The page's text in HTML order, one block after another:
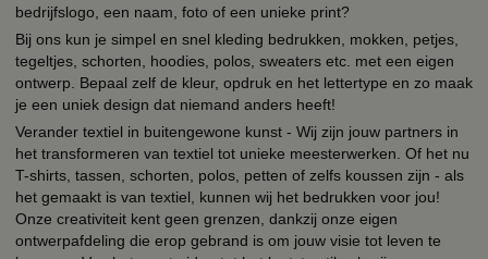
bedrijfslogo, een naam, foto of een unieke print?
Bij ons kun je simpel en snel kleding bedrukken, mokken, petjes,
tegeltjes, schorten, hoodies, polos, sweaters etc. met een eigen
ontwerp. Bepaal zelf de kleur, opdruk en het lettertype en zo maak
je een uniek design dat niemand anders heeft!
Verander textiel in buitengewone kunst - Wij zijn jouw partners in
het transformeren van textiel tot unieke meesterwerken. Of het nu
T-shirts, tassen, schorten, polos, petten of zelfs koussen zijn - als
het gemaakt is van textiel, kunnen wij het bedrukken voor jou!
Onze creativiteit kent geen grenzen, dankzij onze eigen
ontwerpafdeling die erop gebrand is om jouw visie tot leven te